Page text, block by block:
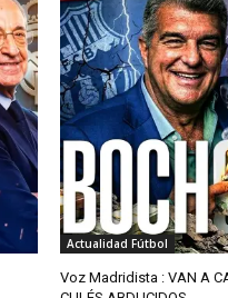
Actualidad Fútbol
Voz Madridista : VAN A